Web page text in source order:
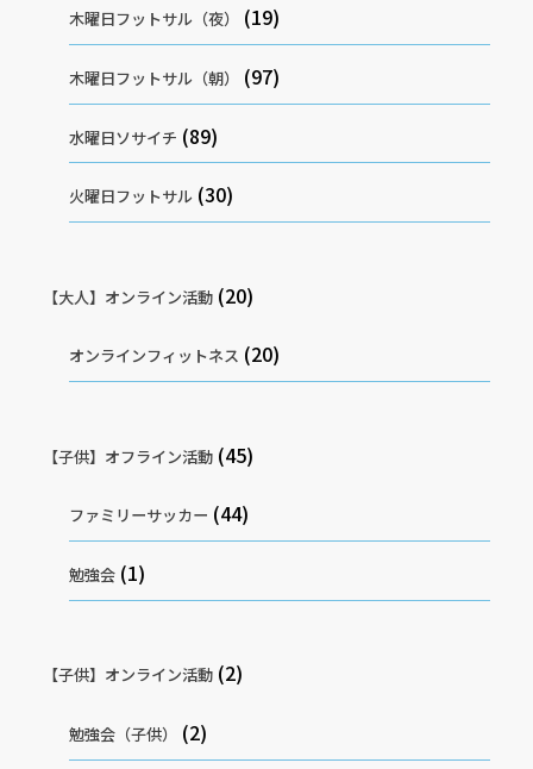
木曜日フットサル（夜） (19)
木曜日フットサル（朝） (97)
水曜日ソサイチ (89)
火曜日フットサル (30)
【大人】オンライン活動(20)
オンラインフィットネス (20)
【子供】オフライン活動(45)
ファミリーサッカー (44)
勉強会 (1)
【子供】オンライン活動(2)
勉強会（子供） (2)